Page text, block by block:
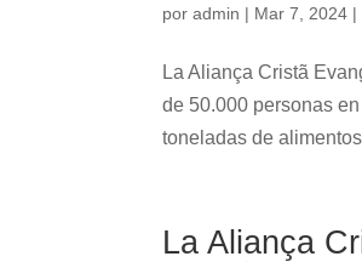
poradmin | Mar 7, 2024 |
La Aliança Cristã
de 50.000 personas
toneladas de
La Aliança